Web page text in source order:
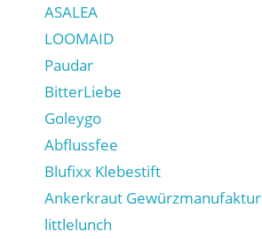
ASALEA
LOOMAID
Paudar
BitterLiebe
Goleygo
Abflussfee
Blufixx Klebestift
Ankerkraut Gewürzmanufaktur
littlelunch